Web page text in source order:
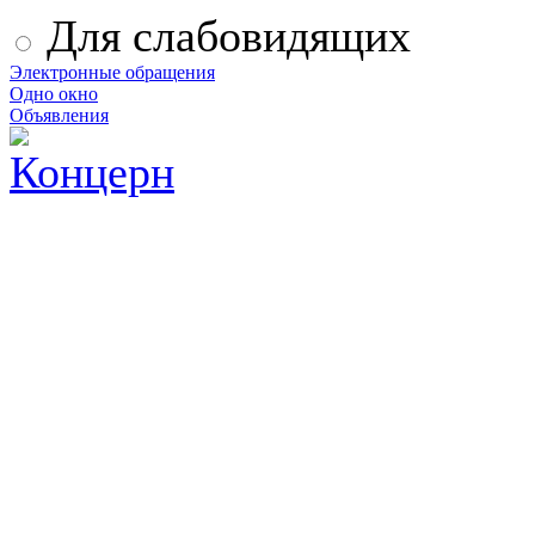
Для слабовидящих
Электронные обращения
Одно окно
Объявления